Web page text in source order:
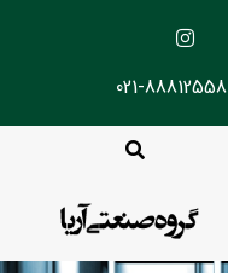
021-88812558